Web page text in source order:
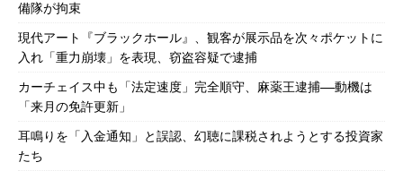
備隊が拘束
現代アート『ブラックホール』、観客が展示品を次々ポケットに
入れ「重力崩壊」を表現、窃盗容疑で逮捕
カーチェイス中も「法定速度」完全順守、麻薬王逮捕――動機は
「来月の免許更新」
耳鳴りを「入金通知」と誤認、幻聴に課税されようとする投資家
たち